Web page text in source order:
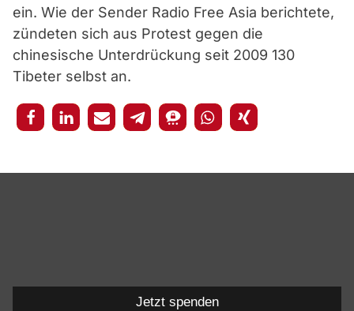
ein. Wie der Sender Radio Free Asia berichtete,
zündeten sich aus Protest gegen die
chinesische Unterdrückung seit 2009 130
Tibeter selbst an.
Jetzt spenden